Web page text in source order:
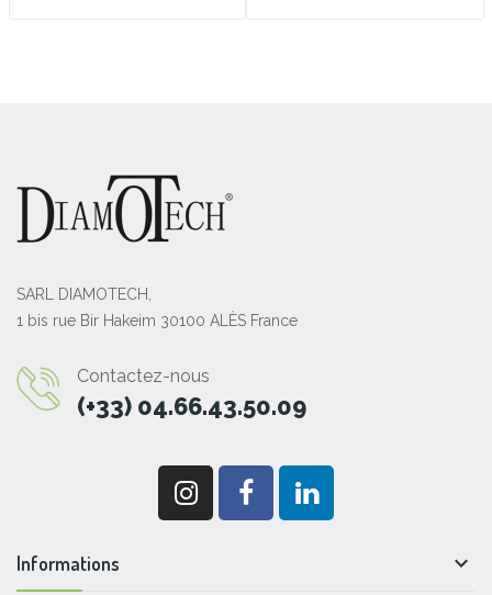
SARL DIAMOTECH,
1 bis rue Bir Hakeim 30100 ALÈS France
Contactez-nous
(+33) 04.66.43.50.09
Informations 